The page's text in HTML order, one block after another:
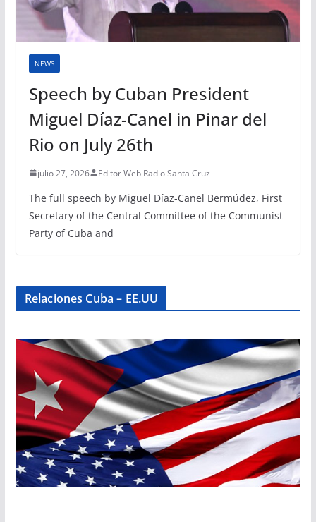
NEWS
Speech by Cuban President
Miguel Díaz-Canel in Pinar del
Rio on July 26th
julio 27, 2026 Editor Web Radio Santa Cruz
The full speech by Miguel Díaz-Canel Bermúdez, First
Secretary of the Central Committee of the Communist
Party of Cuba and
Relaciones Cuba – EE.UU